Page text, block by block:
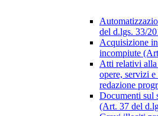
del d.lgs. 33/
Acquisizione
incompiute
Atti relativi
opere, servizi
redazione
Documenti sul
(Art. 37 del